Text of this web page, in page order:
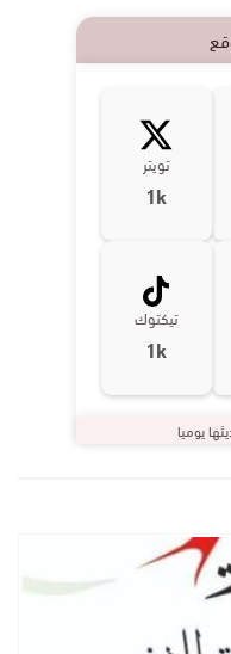
تويتر
1k
تيكتوك
1k
يوميا